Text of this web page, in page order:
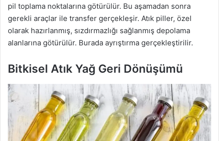
pil toplama noktalarına götürülür. Bu aşamadan sonra
gerekli araçlar ile transfer gerçekleşir. Atık piller, özel
olarak hazırlanmış, sızdırmazlığı sağlanmış depolama
alanlarına götürülür. Burada ayrıştırma gerçekleştirilir.
Bitkisel Atık Yağ Geri Dönüşümü